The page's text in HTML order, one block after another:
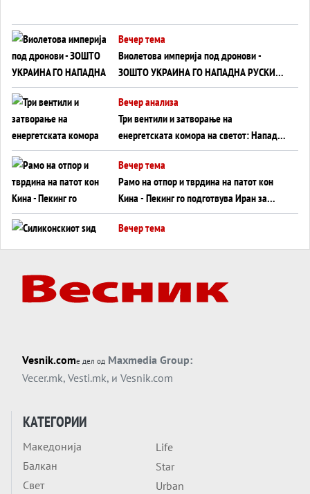
Вечер тема
Виолетова империја под дронови -
ЗОШТО УКРАИНА ГО НАПАДНА РУСКИОТ
WILDBERRIES
Вечер анализа
Три вентили и затворање на
енергетската комора на светот: Нападот
во Суец најавува глобален енергетски
инфаркт?
Вечер тема
Рамо на отпор и тврдина на патот кон
Кина - Пекинг го подготвува Иран за
американска копнена инвазија
Вечер тема
Вечер тема
Трамп тврди дека повторно „разговара“
Вечер тема
ДЛАБОКО УДОЛУ: Сметководствените
трикови што го соборија ЕНРОН ги
Вечер тема
Vesnik.comе дел од Maxmedia Group:
Vecer.mk, Vesti.mk, и Vesnik.com
КАТЕГОРИИ
Македонија
Балкан
Свет
Life
Star
Urban